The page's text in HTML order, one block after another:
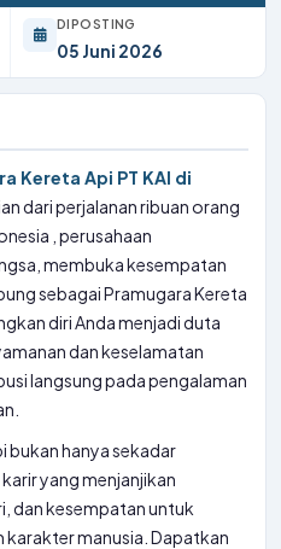
DIPOSTING
05 Juni 2026
Kereta Api PT KAI di
dari perjalanan ribuan orang
, perusahaan
membuka kesempatan
sebagai Pramugara Kereta
diri Anda menjadi duta
dan keselamatan
langsung pada pengalaman
bukan hanya sekadar
yang menjanjikan
dan kesempatan untuk
manusia. Dapatkan